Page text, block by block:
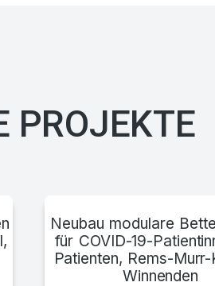
PROJEKTE
Neubau modulare
für COVID-19-
Patienten, Rems-Murr-
Winnenden